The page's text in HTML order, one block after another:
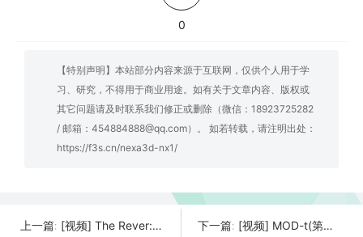
0
【特别声明】本站部分内容来源于互联网，仅供个人用于学
习、研究，不得用于商业用途。如有关于文章内容、版权或
其它问题请及时联系我们修正或删除（微信：18923725282
/ 邮箱：454884888@qq.com）。 如若转载，请注明出处：
https://f3s.cn/nexa3d-nx1/
上一篇: [视频] The Rever: 享受3D打印的有趣而灵活的方式 下一篇: [视频] MOD-t(第二代)3D打印机: 更好 更快 更聪明